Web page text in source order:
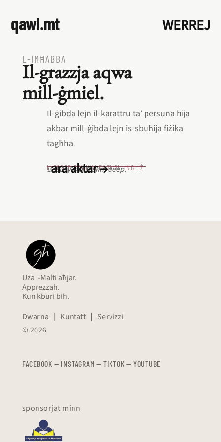
qawl.mt WERREJ
L‑IMĦABBA
Il‑grazzja aqwa
mill‑ġmiel.
Il‑ġibda lejn il‑karattru ta’ persuna hija
akbar mill‑ġibda lejn is‑sbuħija fiżika
tagħha.
L‑EQREB EKWIVALENTI BL‑INGLIŻ
Beauty is but skin deep.
ara aktar →
Uża l-Malti aħjar.
Apprezzah.
Kun kburi bih.
Dwarna | Kuntatt | Servizzi
© 2026
FACEBOOK — INSTAGRAM — TIKTOK — YOUTUBE
sponsorjat minn